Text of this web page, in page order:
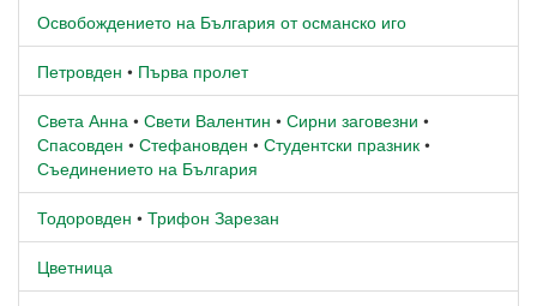
Освобождението на България от османско иго
Петровден • Първа пролет
Света Анна • Свети Валентин • Сирни заговезни •
Спасовден • Стефановден • Студентски празник •
Съединението на България
Тодоровден • Трифон Зарезан
Цветница